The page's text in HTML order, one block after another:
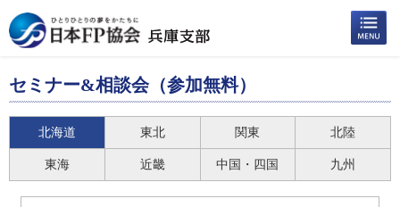
セミナー&相談会（参加無料）
北海道 東北 関東 北陸
東海 近畿 中国・四国 九州